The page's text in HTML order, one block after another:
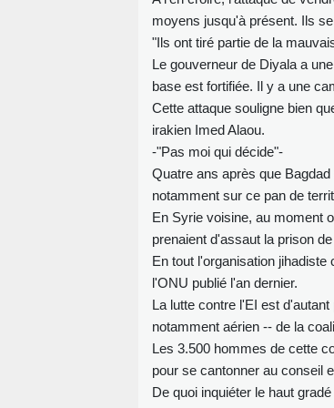
moyens jusqu'à présent. Ils
"Ils ont tiré partie de la
Le gouverneur de Diyala a
base est fortifiée. Il y a une
Cette attaque souligne bien
irakien Imed Alaou.
-"Pas moi qui décide"-
Quatre ans après que
notamment sur ce pan de
En Syrie voisine, au moment
prenaient d'assaut la prison
En tout l'organisation
l'ONU publié l'an dernier.
La lutte contre l'EI est
notamment aérien -- de la
Les 3.500 hommes de cette
pour se cantonner au conseil
De quoi inquiéter le haut